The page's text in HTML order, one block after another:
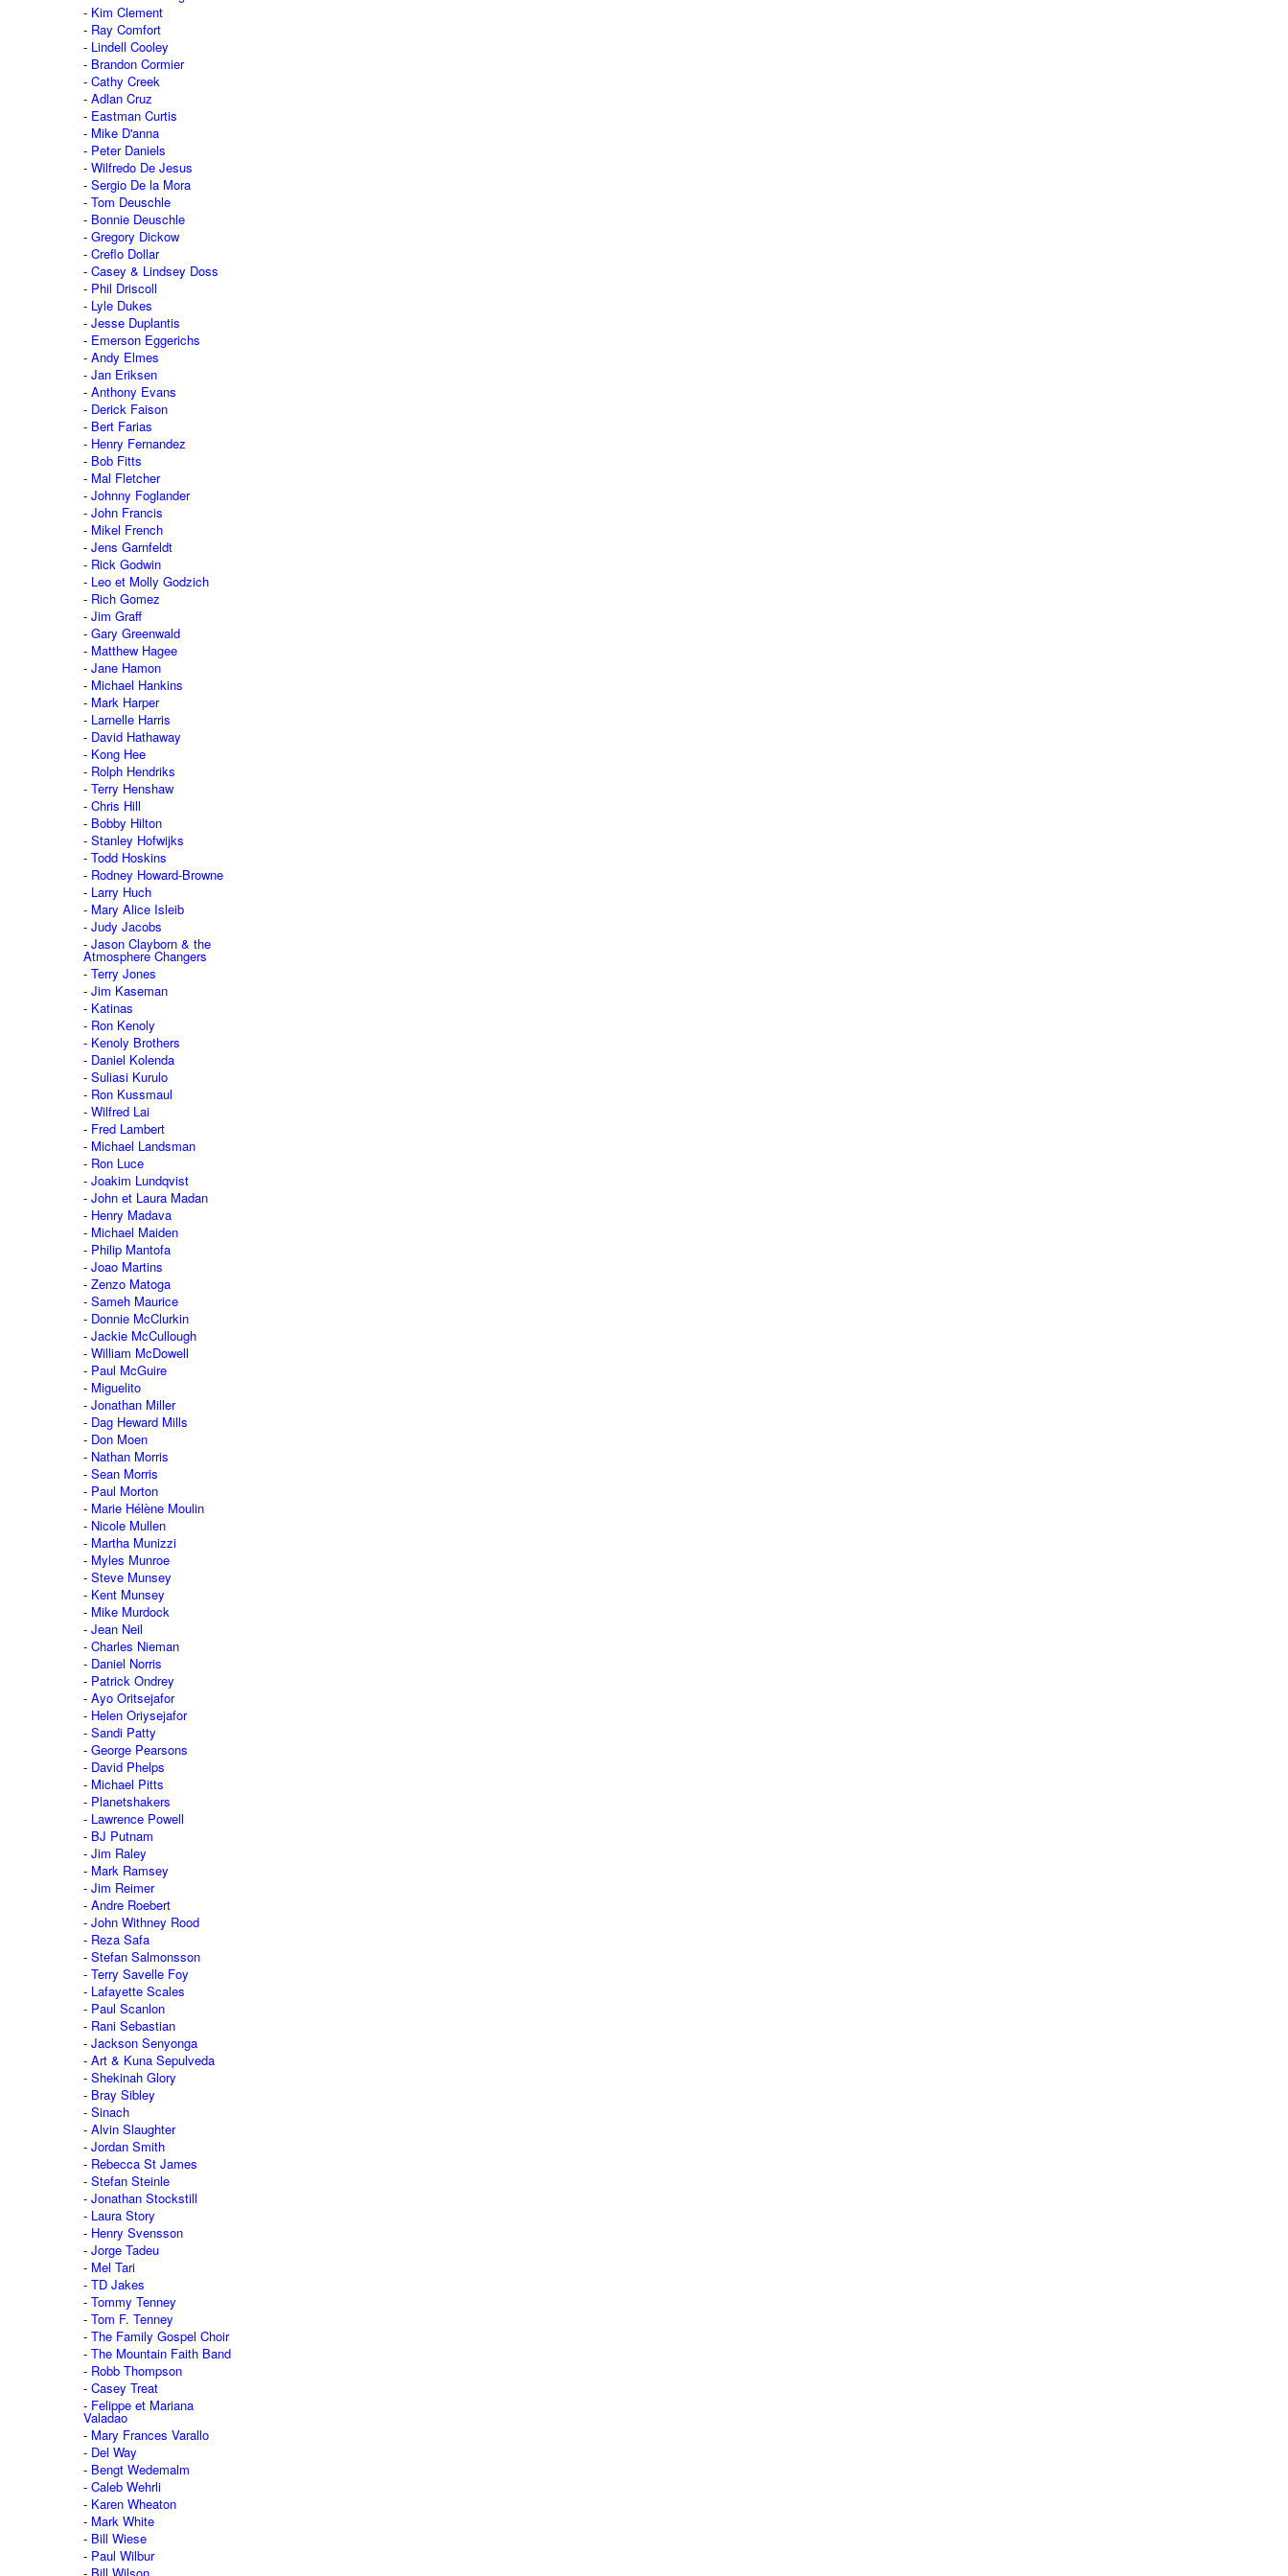
Kim Clement
Ray Comfort
Lindell Cooley
Brandon Cormier
Cathy Creek
Adlan Cruz
Eastman Curtis
Mike D'anna
Peter Daniels
Wilfredo De Jesus
Sergio De la Mora
Tom Deuschle
Bonnie Deuschle
Gregory Dickow
Creflo Dollar
Casey & Lindsey Doss
Phil Driscoll
Lyle Dukes
Jesse Duplantis
Emerson Eggerichs
Andy Elmes
Jan Eriksen
Anthony Evans
Derick Faison
Bert Farias
Henry Fernandez
Bob Fitts
Mal Fletcher
Johnny Foglander
John Francis
Mikel French
Jens Garnfeldt
Rick Godwin
Leo et Molly Godzich
Rich Gomez
Jim Graff
Gary Greenwald
Matthew Hagee
Jane Hamon
Michael Hankins
Mark Harper
Larnelle Harris
David Hathaway
Kong Hee
Rolph Hendriks
Terry Henshaw
Chris Hill
Bobby Hilton
Stanley Hofwijks
Todd Hoskins
Rodney Howard-Browne
Larry Huch
Mary Alice Isleib
Judy Jacobs
Jason Clayborn & the
Atmosphere Changers
Terry Jones
Jim Kaseman
Katinas
Ron Kenoly
Kenoly Brothers
Daniel Kolenda
Suliasi Kurulo
Ron Kussmaul
Wilfred Lai
Fred Lambert
Michael Landsman
Ron Luce
Joakim Lundqvist
John et Laura Madan
Henry Madava
Michael Maiden
Philip Mantofa
Joao Martins
Zenzo Matoga
Sameh Maurice
Donnie McClurkin
Jackie McCullough
William McDowell
Paul McGuire
Miguelito
Jonathan Miller
Dag Heward Mills
Don Moen
Nathan Morris
Sean Morris
Paul Morton
Marie Hélène Moulin
Nicole Mullen
Martha Munizzi
Myles Munroe
Steve Munsey
Kent Munsey
Mike Murdock
Jean Neil
Charles Nieman
Daniel Norris
Patrick Ondrey
Ayo Oritsejafor
Helen Oriysejafor
Sandi Patty
George Pearsons
David Phelps
Michael Pitts
Planetshakers
Lawrence Powell
BJ Putnam
Jim Raley
Mark Ramsey
Jim Reimer
Andre Roebert
John Withney Rood
Reza Safa
Stefan Salmonsson
Terry Savelle Foy
Lafayette Scales
Paul Scanlon
Rani Sebastian
Jackson Senyonga
Art & Kuna Sepulveda
Shekinah Glory
Bray Sibley
Sinach
Alvin Slaughter
Jordan Smith
Rebecca St James
Stefan Steinle
Jonathan Stockstill
Laura Story
Henry Svensson
Jorge Tadeu
Mel Tari
TD Jakes
Tommy Tenney
Tom F. Tenney
The Family Gospel Choir
The Mountain Faith Band
Robb Thompson
Casey Treat
Felippe et Mariana
Valadao
Mary Frances Varallo
Del Way
Bengt Wedemalm
Caleb Wehrli
Karen Wheaton
Mark White
Bill Wiese
Paul Wilbur